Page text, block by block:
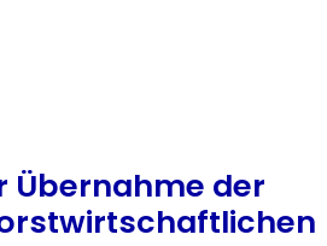
Übernahme der